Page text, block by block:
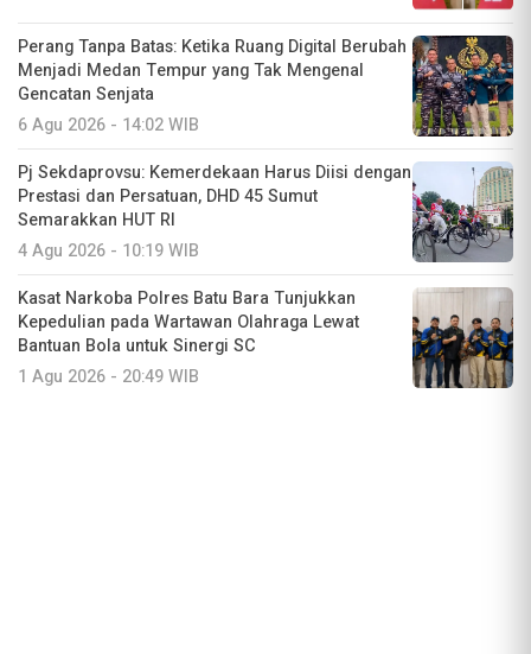
Perang Tanpa Batas: Ketika Ruang Digital Berubah
Menjadi Medan Tempur yang Tak Mengenal
Gencatan Senjata
6 Agu 2026 - 14:02 WIB
Pj Sekdaprovsu: Kemerdekaan Harus Diisi dengan
Prestasi dan Persatuan, DHD 45 Sumut
Semarakkan HUT RI
4 Agu 2026 - 10:19 WIB
Kasat Narkoba Polres Batu Bara Tunjukkan
Kepedulian pada Wartawan Olahraga Lewat
Bantuan Bola untuk Sinergi SC
1 Agu 2026 - 20:49 WIB